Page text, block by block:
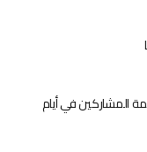
المشاركين في أيام